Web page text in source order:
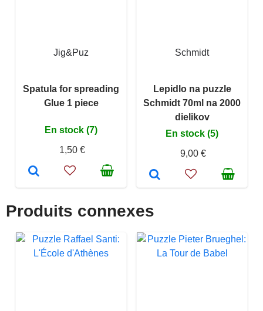
Jig&Puz
Spatula for spreading
Glue 1 piece
En stock (7)
1,50 €
Schmidt
Lepidlo na puzzle
Schmidt 70ml na 2000
dielikov
En stock (5)
9,00 €
Produits connexes